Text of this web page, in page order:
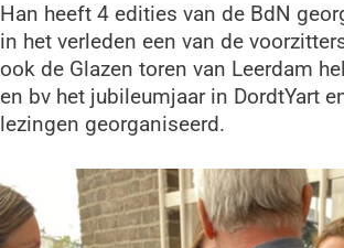
Han heeft 4 edities van de BdN
in het verleden een van de
ook de Glazen toren van Leerdam
en bv het jubileumjaar in DordtYart
lezingen georganiseerd.